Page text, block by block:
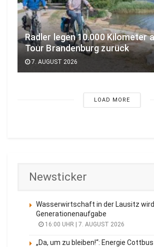
Radler legen 10.000 Kilometer
Tour Brandenburg zurück
7. AUGUST 2026
LOAD MORE
Newsticker
Wasserwirtschaft in der Lausitz
Generationenaufgabe
16:00 UHR | 7. AUGUST 2026
„Da, um zu bleiben!“: Energie